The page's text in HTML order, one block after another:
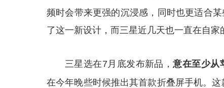
频时会带来更强的沉浸感，同时也更适合
了这一新设计，而三星近几天也一直在自家
三星选在7月底发布新品，意在至少从
在今年晚些时候推出其首款折叠屏手机。